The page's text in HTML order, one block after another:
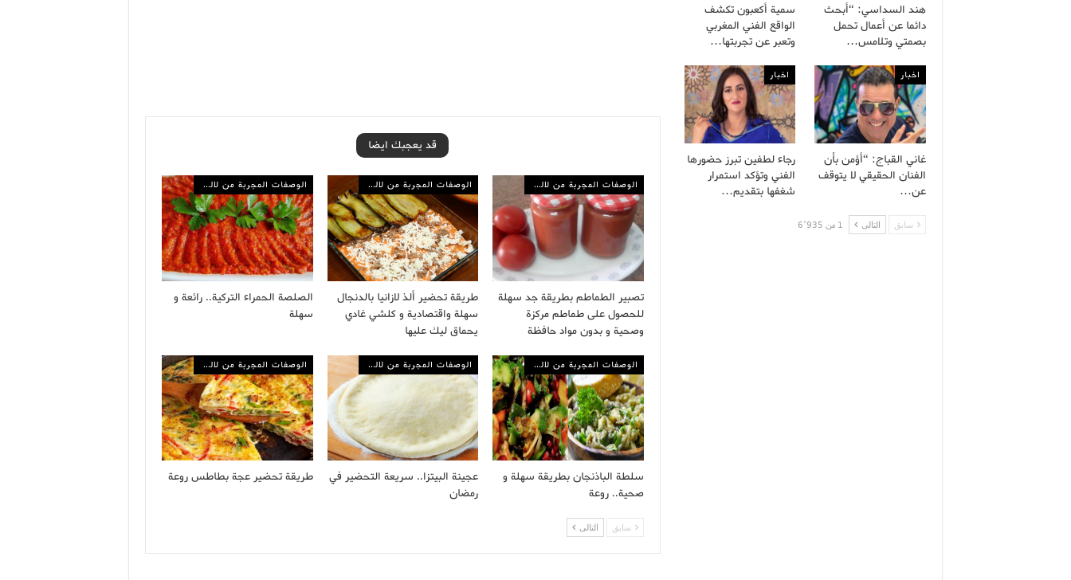
قد يعجبك ايضا
الوصفات المجربة من لالة مولاتي
تصبير الطماطم بطريقة جد سهلة
للحصول على طماطم مركزة
وصحية و بدون مواد حافظة
الوصفات المجربة من لالة مولاتي
طريقة تحضير ألذ لازانيا بالدنجال
سهلة واقتصادية و كلشي غادي
يحماق ليك عليها
الوصفات المجربة من لالة مولاتي
الصلصة الحمراء التركية.. رائعة و
سهلة
الوصفات المجربة من لالة مولاتي
سلطة الباذنجان بطريقة سهلة و
صحية.. روعة
الوصفات المجربة من لالة مولاتي
عجينة البيتزا.. سريعة التحضير في
رمضان
الوصفات المجربة من لالة مولاتي
طريقة تحضير عجة بطاطس روعة
سابق التالى
هند السداسي: “أبحث
دائما عن أعمال تحمل
بصمتي وتلامس…
سمية أكعبون تكشف
الواقع الفني المغربي
وتعبر عن تجربتها…
اخبار
غاني القباج: “أؤمن بأن
الفنان الحقيقي لا يتوقف
عن…
اخبار
رجاء لطفين تبرز حضورها
الفني وتؤكد استمرار
شغفها بتقديم…
سابق التالى 1 من 6٬935